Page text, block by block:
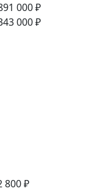
000 ₽
000 ₽
800 ₽